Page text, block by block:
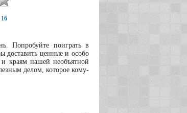
Попробуйте поиграть в
доставить ценные и особо
краям нашей необъятной
делом, которое кому-